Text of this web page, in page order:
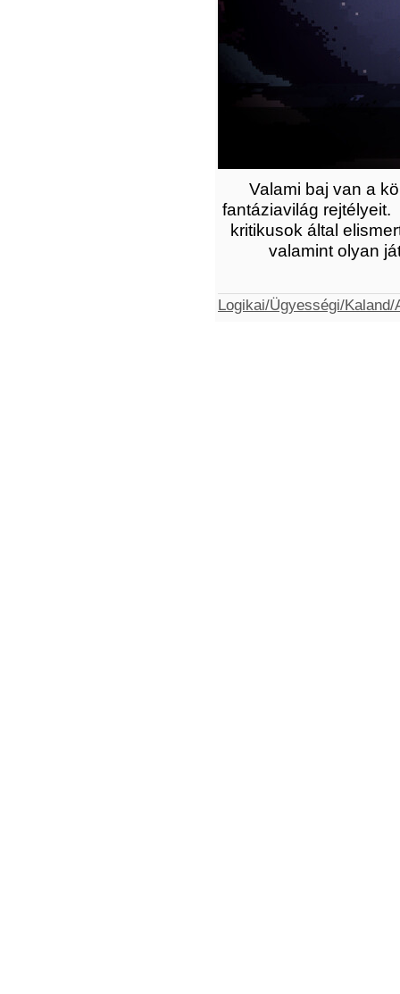
Valami baj van a
fantáziavilág
kritikusok által
valamint olyan
Logikai/Ügyességi/Kaland/